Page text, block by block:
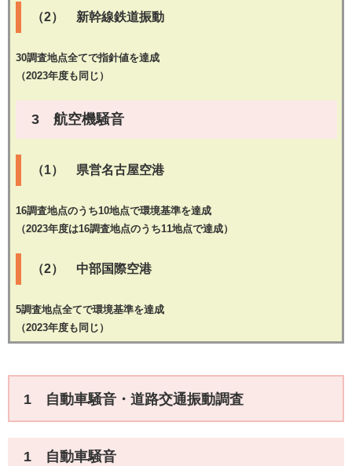
（2） 新幹線鉄道振動
30調査地点全てで指針値を達成
（2023年度も同じ）
3 航空機騒音
（1） 県営名古屋空港
16調査地点のうち10地点で環境基準を達成
（2023年度は16調査地点のうち11地点で達成）
（2） 中部国際空港
5調査地点全てで環境基準を達成
（2023年度も同じ）
1 自動車騒音・道路交通振動調査
1 自動車騒音